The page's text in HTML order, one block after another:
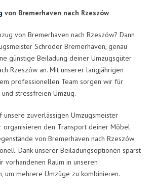
von Bremerhaven nach Rzeszów
von Bremerhaven nach Rzeszów? Dann
Schröder Bremerhaven, genau
günstige Beiladung deiner Umzugsgüter
Rzeszów an. Mit unserer langjährigen
professionellen Team sorgen wir für
stressfreien Umzug.
unsere zuverlässigen Umzugsmeister
organisieren den Transport deiner Möbel
von Bremerhaven nach Rzeszów
Dank unserer Beiladungsoptionen sparst
vorhandenen Raum in unseren
um mehrere Umzüge zu kombinieren.